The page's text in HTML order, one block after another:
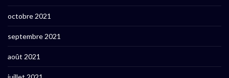
octobre 2021
septembre 2021
août 2021